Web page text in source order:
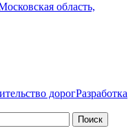
область,
дорогРазработка